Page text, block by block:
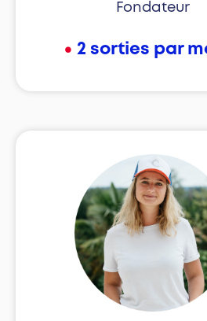
Fondateur
• 2 sorties par